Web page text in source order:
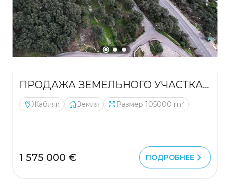
ПРОДАЖА ЗЕМЕЛЬНОГО УЧАСТКА – РУДИНИЦЕ, ОБЩИНА ПЛУЖИНЕ
Жабляк Земля Размер 105000 m²
1 575 000 € ПОДРОБНЕЕ